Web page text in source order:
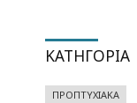
ΚΑΤΗΓΟΡΊΑ
ΠΡΟΠΤΥΧΙΑΚΆ